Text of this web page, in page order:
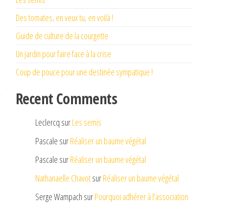
Des tomates, en veux tu, en voilà !
Guide de culture de la courgette
Un jardin pour faire face à la crise
Coup de pouce pour une destinée sympatique !
Recent Comments
Leclercq surLes semis
Pascale surRéaliser un baume végétal
Pascale surRéaliser un baume végétal
Nathanaelle ChavotsurRéaliser un baume végétal
Serge Wampach surPourquoi adhérer à l’association